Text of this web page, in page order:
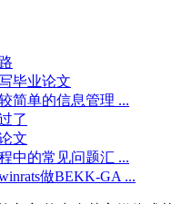
毕业论文
简单的信息管理 ...
了
文
中的常见问题汇 ...
做BEKK-GA ...